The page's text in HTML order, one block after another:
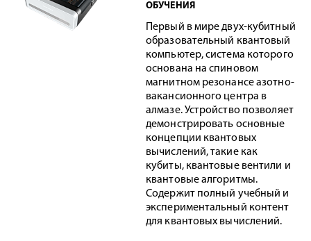
ОБУЧЕНИЯ
Первый в мире двух-кубитный
образовательный квантовый
компьютер, система которого
основана на спиновом
магнитном резонансе азотно-
вакансионного центра в
алмазе. Устройство позволяет
демонстрировать основные
концепции квантовых
вычислений, такие как
кубиты, квантовые вентили и
квантовые алгоритмы.
Содержит полный учебный и
экспериментальный контент
для квантовых вычислений.